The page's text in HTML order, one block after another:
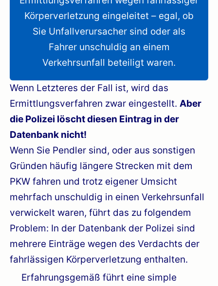
Körperverletzung eingeleitet – egal, ob
Sie Unfallverursacher sind oder als
Fahrer unschuldig an einem
Verkehrsunfall beteiligt waren.
Wenn Letzteres der Fall ist, wird das
Ermittlungsverfahren zwar eingestellt. Aber
die Polizei löscht diesen Eintrag in der
Datenbank nicht!
Wenn Sie Pendler sind, oder aus sonstigen
Gründen häufig längere Strecken mit dem
PKW fahren und trotz eigener Umsicht
mehrfach unschuldig in einen Verkehrsunfall
verwickelt waren, führt das zu folgendem
Problem: In der Datenbank der Polizei sind
mehrere Einträge wegen des Verdachts der
fahrlässigen Körperverletzung enthalten.
Erfahrungsgemäß führt eine simple